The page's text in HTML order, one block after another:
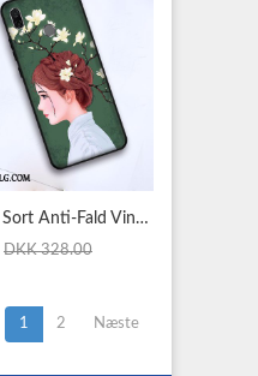
Huawei P Smart Z Etui Sort Anti-Fald Vind Håndmalet Beskyttelse
DKK 328.00
1 2 Næste